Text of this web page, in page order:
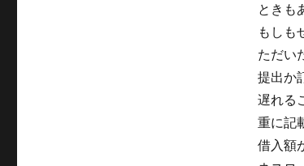
ときも
もしも
ただい
提出か
遅れる
重に記
借入額